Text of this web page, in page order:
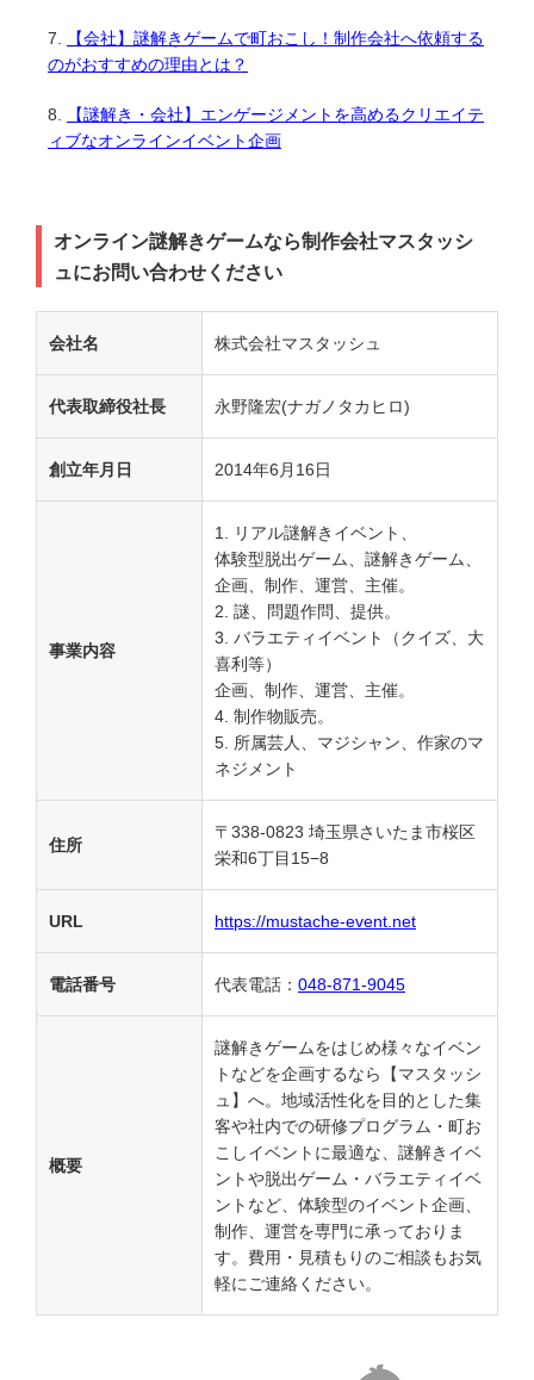
【会社】謎解きゲームで町おこし！制作会社へ依頼する
のがおすすめの理由とは？
【謎解き・会社】エンゲージメントを高めるクリエイテ
ィブなオンラインイベント企画
オンライン謎解きゲームなら制作会社マスタッシ
ュにお問い合わせください
会社名 株式会社マスタッシュ
代表取締役社長 永野隆宏(ナガノタカヒロ)
創立年月日 2014年6月16日
事業内容
リアル謎解きイベント、
体験型脱出ゲーム、謎解きゲーム、
企画、制作、運営、主催。
謎、問題作問、提供。
バラエティイベント（クイズ、大
喜利等）
企画、制作、運営、主催。
制作物販売。
所属芸人、マジシャン、作家のマ
ネジメント
住所
〒338-0823 埼玉県さいたま市桜区
栄和6丁目15−8
URL https://mustache-event.net
電話番号 代表電話： 048-871-9045
概要
謎解きゲームをはじめ様々なイベン
トなどを企画するなら【マスタッシ
ュ】へ。地域活性化を目的とした集
客や社内での研修プログラム・町お
こしイベントに最適な、謎解きイベ
ントや脱出ゲーム・バラエティイベ
ントなど、体験型のイベント企画、
制作、運営を専門に承っておりま
す。費用・見積もりのご相談もお気
軽にご連絡ください。